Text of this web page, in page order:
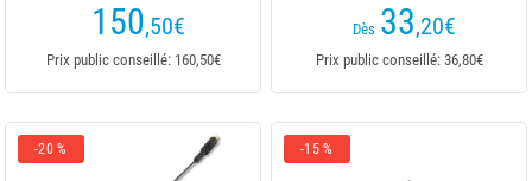
150,50€
Prix public conseillé: 160,50€
Dès 33,20€
Prix public conseillé: 36,80€
-20 % -15 %